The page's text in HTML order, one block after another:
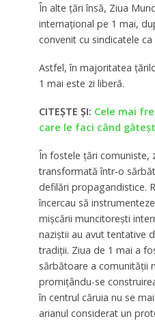
În alte ţări însă, Ziua
internaţional pe 1 mai,
convenit cu sindicatele
Astfel, în majoritatea
1 mai este zi liberă.
CITEȘTE ȘI: Cele mai
care le faci când
În fostele ţări comuniste,
transformată într-o
defilări propagandistice.
încercau să
mişcării muncitoreşti
naziştii au avut tentative
tradiţii. Ziua de 1 mai a
sărbătoare a comunităţii
promiţându-se
în centrul căruia nu se
arianul considerat un